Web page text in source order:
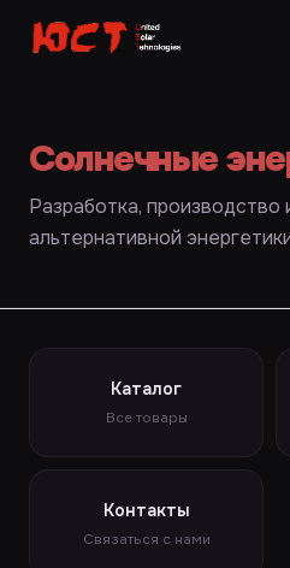
Солнечные
Разработка,
альтернативной
Каталог
Все товары
Контакты
Связаться с нами